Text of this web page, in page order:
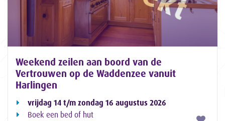
Weekend zeilen aan boord van de
Vertrouwen op de Waddenzee vanuit
Harlingen
vrijdag 14 t/m zondag 16 augustus 2026
Boek een bed of hut